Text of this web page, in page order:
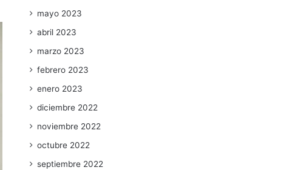
mayo 2023
abril 2023
marzo 2023
febrero 2023
enero 2023
diciembre 2022
noviembre 2022
octubre 2022
septiembre 2022